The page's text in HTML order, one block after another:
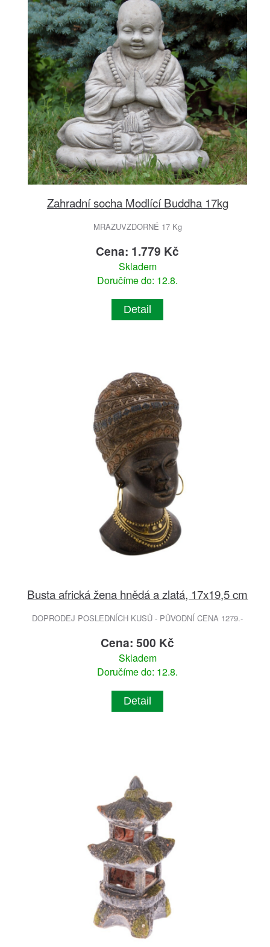
Zahradní socha Modlící Buddha 17kg
MRAZUVZDORNÉ 17 Kg
Cena: 1.779 Kč
Skladem
Doručíme do: 12.8.
Detail
Busta africká žena hnědá a zlatá, 17x19,5 cm
DOPRODEJ POSLEDNÍCH KUSŮ - PŮVODNÍ CENA 1279.-
Cena: 500 Kč
Skladem
Doručíme do: 12.8.
Detail